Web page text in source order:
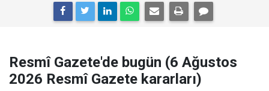
Resmî Gazete'de bugün (6 Ağustos
2026 Resmî Gazete kararları)